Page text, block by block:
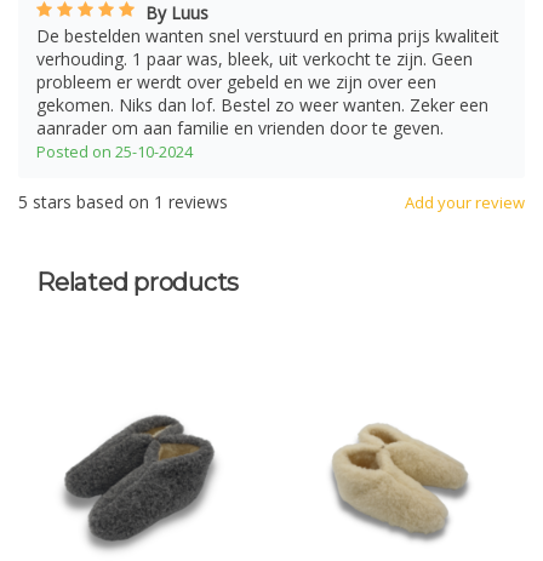
By Luus
De bestelden wanten snel verstuurd en prima prijs kwaliteit
verhouding. 1 paar was, bleek, uit verkocht te zijn. Geen
probleem er werdt over gebeld en we zijn over een
gekomen. Niks dan lof. Bestel zo weer wanten. Zeker een
aanrader om aan familie en vrienden door te geven.
Posted on 25-10-2024
Add your review
5 stars based on 1 reviews
Related products